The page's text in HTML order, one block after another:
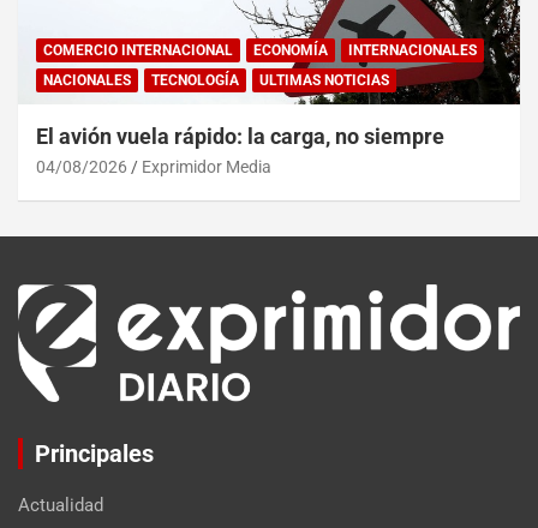
COMERCIO INTERNACIONAL ECONOMÍA
INTERNACIONALES
NACIONALES
TECNOLOGÍA ULTIMAS NOTICIAS
El avión vuela rápido: la carga, no siempre
04/08/2026 Exprimidor Media
Principales
Actualidad